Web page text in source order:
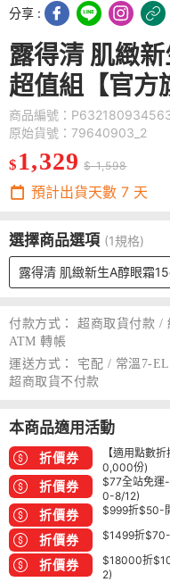
分享 :
露得清 肌緻
超值組【官方
商品編號：
原始貨號：79640903_2
$ 1,329 $ 1,598
預計出貨天數 7 天
選擇商品選項 (1規格)
露得清 肌緻新生A醇眼霜
付款方式：
超商取貨付款 /
ATM 轉帳
運送方式：
宅配 / 常溫7-
超商取貨不付款
本商品適用活動
折價券
【適用點數
0,000份)
折價券
$77全站免運
0-8/12)
折價券 $999折$50-
折價券 $1499折
折價券
$18000折
2)